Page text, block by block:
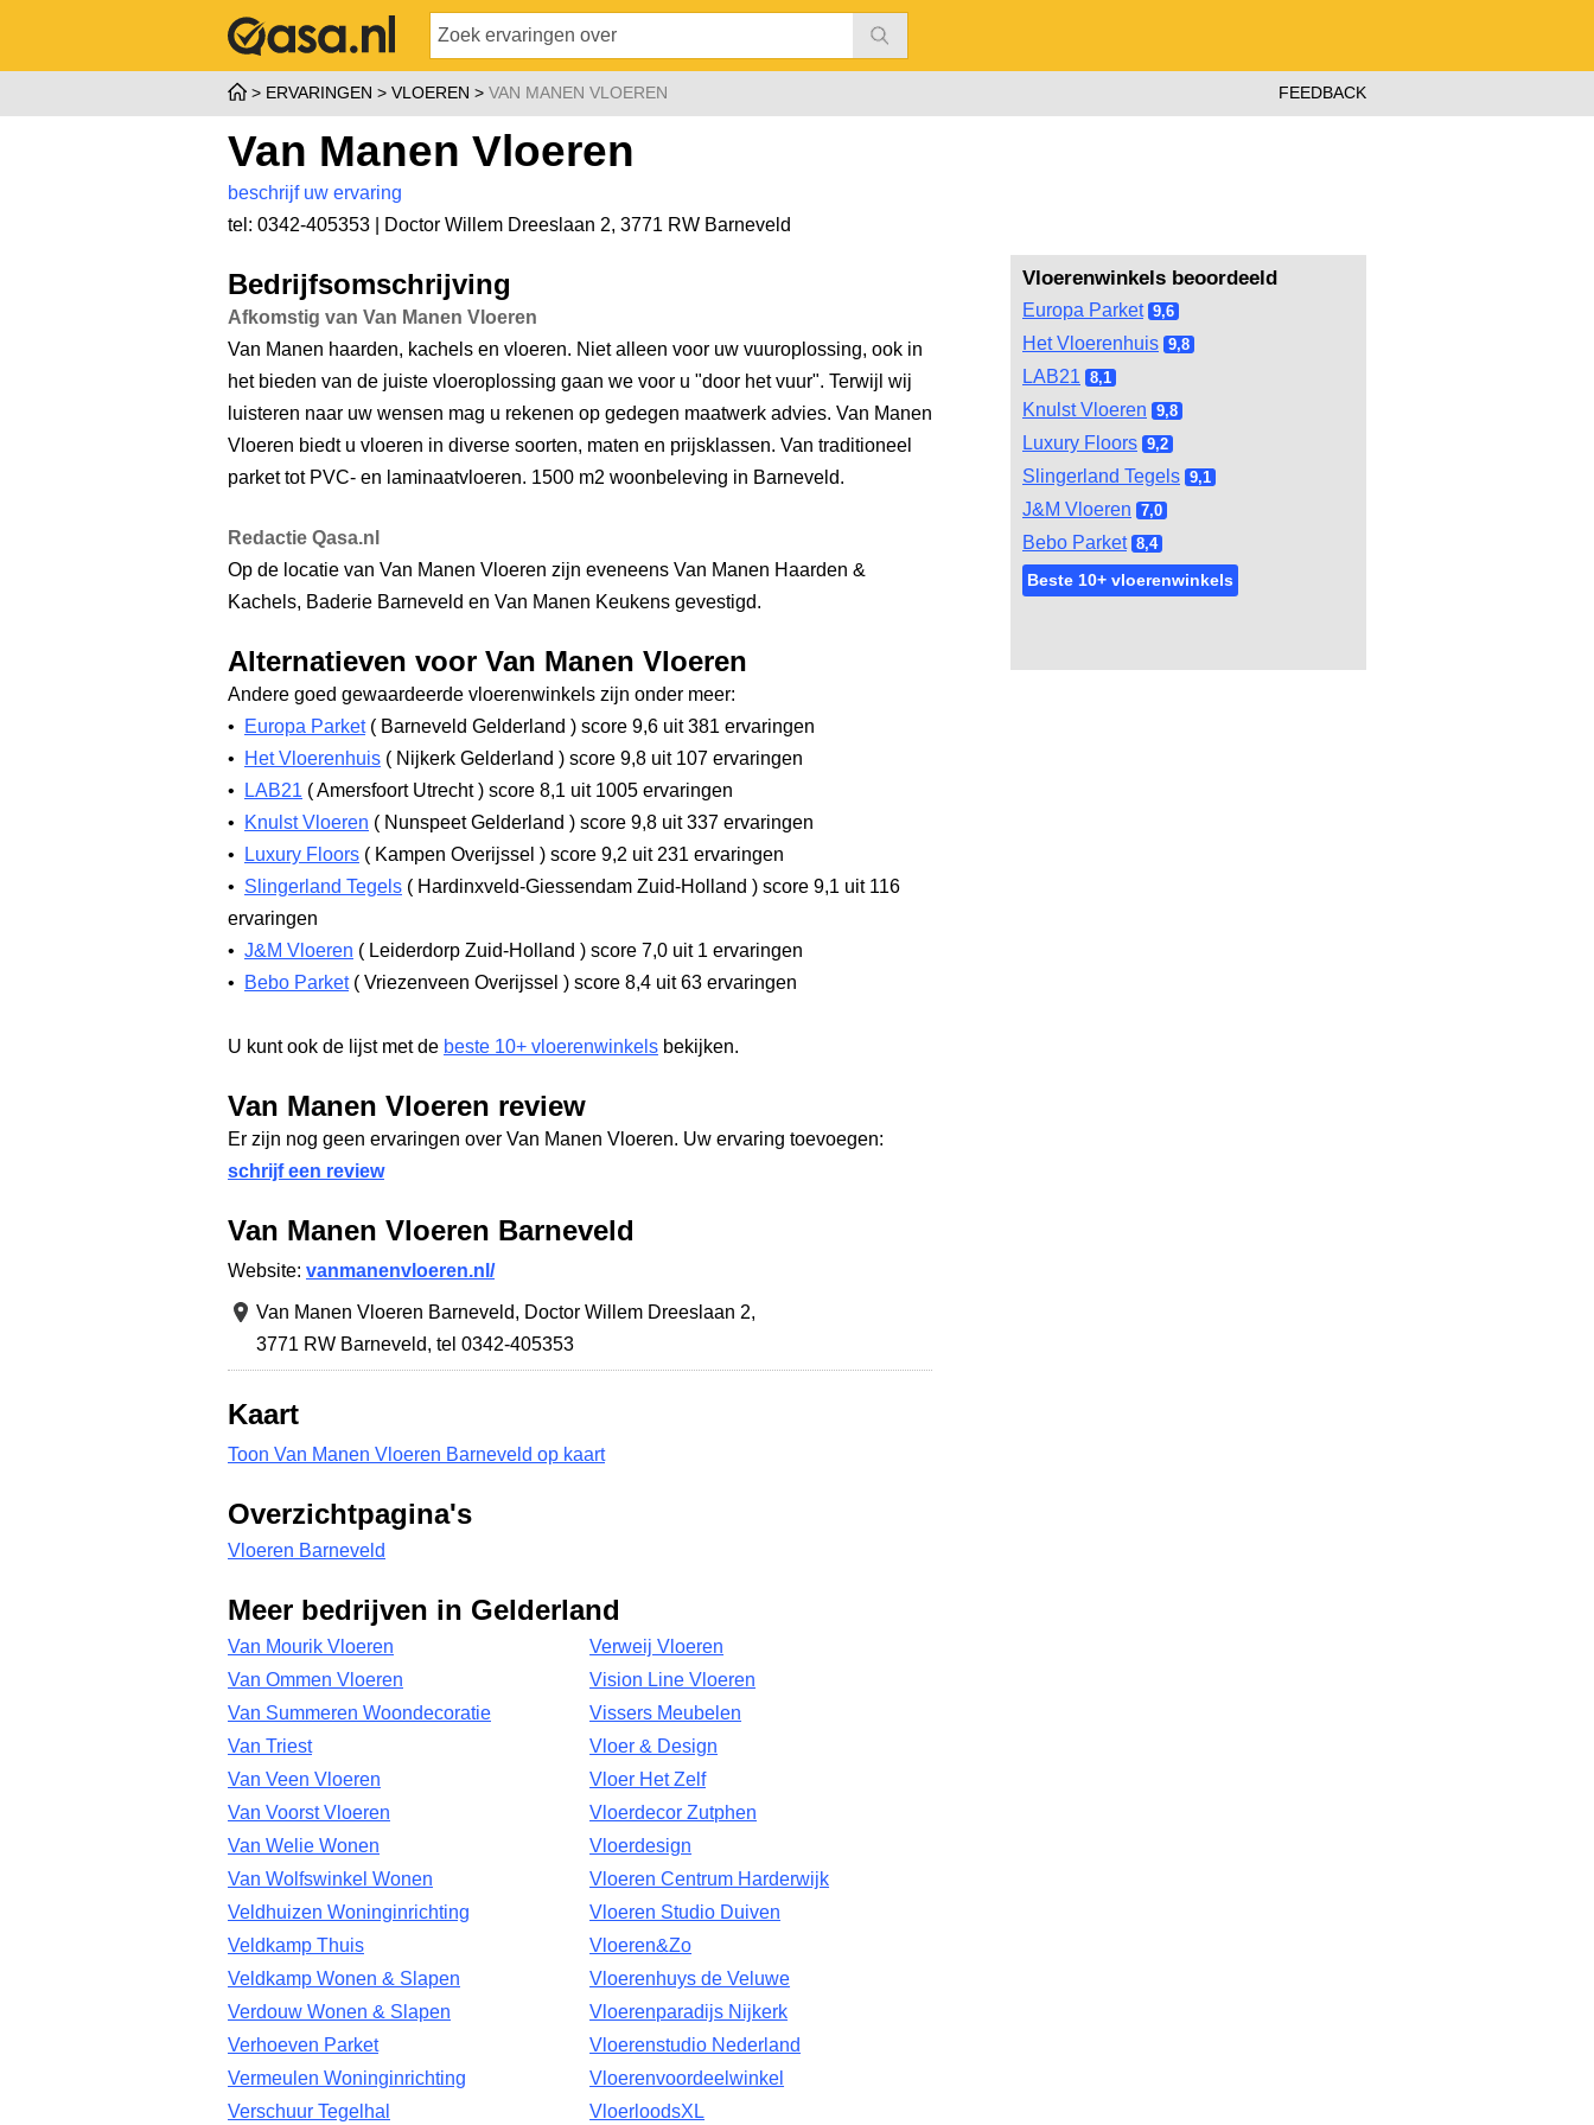
ERVARINGEN VLOEREN VAN MANEN VLOEREN FEEDBACK
Van Manen Vloeren
beschrijf uw ervaring
tel: 0342-405353 |
Doctor Willem Dreeslaan 2, 3771 RW Barneveld
Vloerenwinkels beoordeeld
Europa Parket 9,6
Het Vloerenhuis 9,8
LAB21 8,1
Knulst Vloeren 9,8
Luxury Floors 9,2
Slingerland Tegels 9,1
J&M Vloeren 7,0
Bebo Parket 8,4
Beste 10+ vloerenwinkels
Bedrijfsomschrijving
Afkomstig van Van Manen Vloeren
Van Manen haarden, kachels en vloeren. Niet alleen voor uw vuuroplossing, ook in
het bieden van de juiste vloeroplossing gaan we voor u "door het vuur". Terwijl wij
luisteren naar uw wensen mag u rekenen op gedegen maatwerk advies. Van Manen
Vloeren biedt u vloeren in diverse soorten, maten en prijsklassen. Van traditioneel
parket tot PVC- en laminaatvloeren. 1500 m2 woonbeleving in Barneveld.
Redactie Qasa.nl
Op de locatie van Van Manen Vloeren zijn eveneens Van Manen Haarden &
Kachels, Baderie Barneveld en Van Manen Keukens gevestigd.
Alternatieven voor Van Manen Vloeren
Andere goed gewaardeerde vloerenwinkels zijn onder meer:
•
Europa Parket ( Barneveld Gelderland ) score 9,6 uit 381 ervaringen
•
Het Vloerenhuis ( Nijkerk Gelderland ) score 9,8 uit 107 ervaringen
•
LAB21 (Amersfoort Utrecht) score 8,1 uit 1005 ervaringen
•
Knulst Vloeren ( Nunspeet Gelderland ) score 9,8 uit 337 ervaringen
•
Luxury Floors ( Kampen Overijssel ) score 9,2 uit 231 ervaringen
• Slingerland Tegels ( Hardinxveld-Giessendam Zuid-Holland ) score 9,1 uit 116
ervaringen
• J&M Vloeren ( Leiderdorp Zuid-Holland ) score 7,0 uit 1 ervaringen
•
Bebo Parket ( Vriezenveen Overijssel ) score 8,4 uit 63 ervaringen
U kunt ook de lijst met de beste 10+ vloerenwinkels bekijken.
Van Manen Vloeren review
Er zijn nog geen ervaringen over Van Manen Vloeren. Uw ervaring toevoegen:
schrijf een review
Van Manen Vloeren Barneveld
Website: vanmanenvloeren.nl/
Van Manen Vloeren Barneveld, Doctor Willem Dreeslaan 2,
3771 RW Barneveld, tel 0342-405353
Kaart
Toon Van Manen Vloeren Barneveld op kaart
Overzichtpagina's
Vloeren Barneveld
Meer bedrijven in Gelderland
Van Mourik Vloeren
Van Ommen Vloeren
Van Summeren Woondecoratie
Van Triest
Van Veen Vloeren
Van Voorst Vloeren
Van Welie Wonen
Van Wolfswinkel Wonen
Veldhuizen Woninginrichting
Veldkamp Thuis
Veldkamp Wonen & Slapen
Verdouw Wonen & Slapen
Verhoeven Parket
Vermeulen Woninginrichting
Verschuur Tegelhal
Verweij Vloeren
Vision Line Vloeren
Vissers Meubelen
Vloer & Design
Vloer Het Zelf
Vloerdecor Zutphen
Vloerdesign
Vloeren Centrum Harderwijk
Vloeren Studio Duiven
Vloeren&Zo
Vloerenhuys de Veluwe
Vloerenparadijs Nijkerk
Vloerenstudio Nederland
Vloerenvoordeelwinkel
VloerloodsXL